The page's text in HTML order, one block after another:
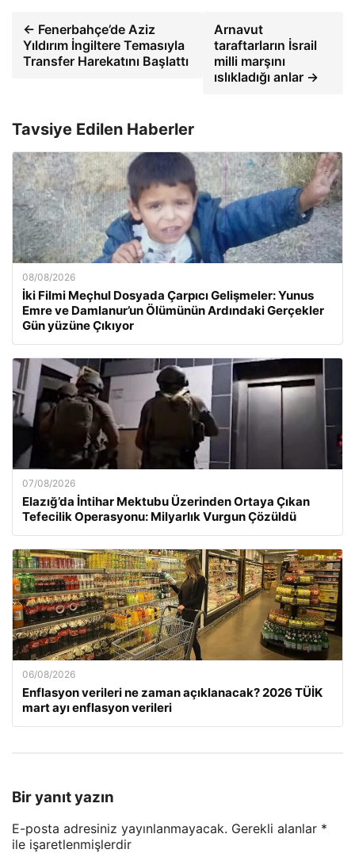
← Fenerbahçe’de Aziz
Yıldırım İngiltere Temasıyla
Transfer Harekatını Başlattı
Arnavut
taraftarların İsrail
milli marşını
ıslıkladığı anlar →
Tavsiye Edilen Haberler
08/08/2026
İki Filmi Meçhul Dosyada Çarpıcı Gelişmeler: Yunus
Emre ve Damlanur’un Ölümünün Ardındaki Gerçekler
Gün yüzüne Çıkıyor
07/08/2026
Elazığ’da İntihar Mektubu Üzerinden Ortaya Çıkan
Tefecilik Operasyonu: Milyarlık Vurgun Çözüldü
06/08/2026
Enflasyon verileri ne zaman açıklanacak? 2026 TÜİK
mart ayı enflasyon verileri
Bir yanıt yazın
E-posta adresiniz yayınlanmayacak. Gerekli alanlar *
ile işaretlenmişlerdir